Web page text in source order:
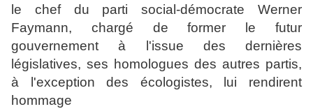
le chef du parti social-démocrate Werner
Faymann, chargé de former le futur
gouvernement à l'issue des dernières
législatives, ses homologues des autres partis,
à l'exception des écologistes, lui rendirent
hommage